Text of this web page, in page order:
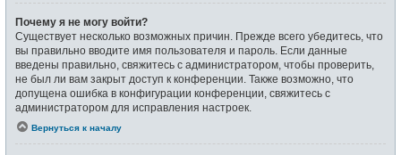
Почему я не могу войти?
Существует несколько возможных причин. Прежде всего убедитесь, что
вы правильно вводите имя пользователя и пароль. Если данные
введены правильно, свяжитесь с администратором, чтобы проверить,
не был ли вам закрыт доступ к конференции. Также возможно, что
допущена ошибка в конфигурации конференции, свяжитесь с
администратором для исправления настроек.
Вернуться к началу